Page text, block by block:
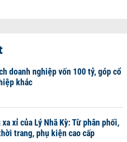
doanh nghiệp vốn 100 tỷ, góp cổ
khác
xỉ của Lý Nhã Kỳ: Từ phân phối,
trang, phụ kiện cao cấp